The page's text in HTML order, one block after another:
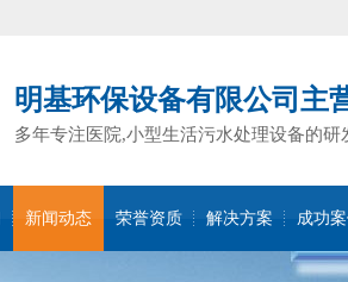
明基环保设备有限公司主
多年专注医院,小型生活污水处理设备的研
新闻动态 荣誉资质 解决方案 成功案